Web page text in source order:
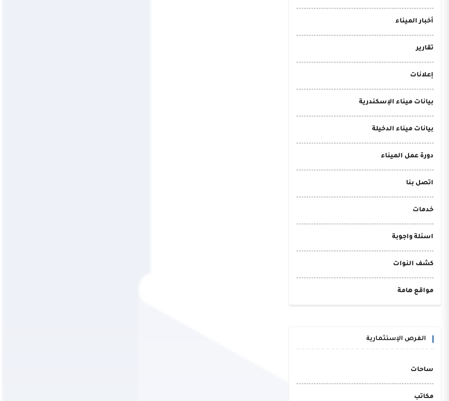
أخبار الميناء
تقارير
إعلانات
بيانات ميناء الإسكندرية
بيانات ميناء الدخيلة
دورة عمل الميناء
اتصل بنا
خدمات
اسئلة واجوبة
كشف النوات
مواقع هامة
الفرص الإستثمارية
ساحات
مكاتب